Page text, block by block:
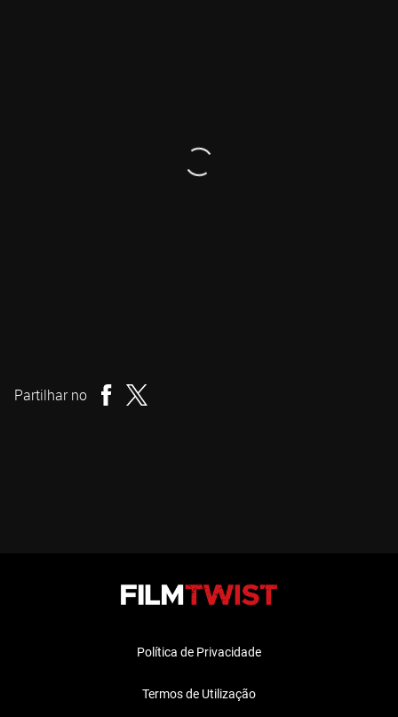
Partilhar no
Política de Privacidade
Termos de Utilização